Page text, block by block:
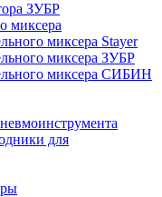
ЗУБР
миксера
миксера Stayer
миксера ЗУБР
миксера СИБИН
для